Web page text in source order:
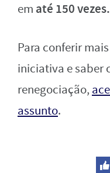
em até 150 vezes.
Para conferir
iniciativa e saber
renegociação,
assunto.